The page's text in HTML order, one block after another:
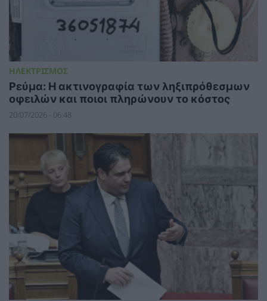
ΗΛΕΚΤΡΙΣΜΟΣ
Ρεύμα: Η ακτινογραφία των ληξιπρόθεσμων
οφειλών και ποιοι πληρώνουν το κόστος
20/07/2026 - 06:48